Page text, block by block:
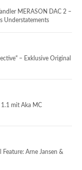
MERASON DAC 2 –
Understatements
– Exklusive Original
1.1 mit Aka MC
Feature: Arne Jansen &